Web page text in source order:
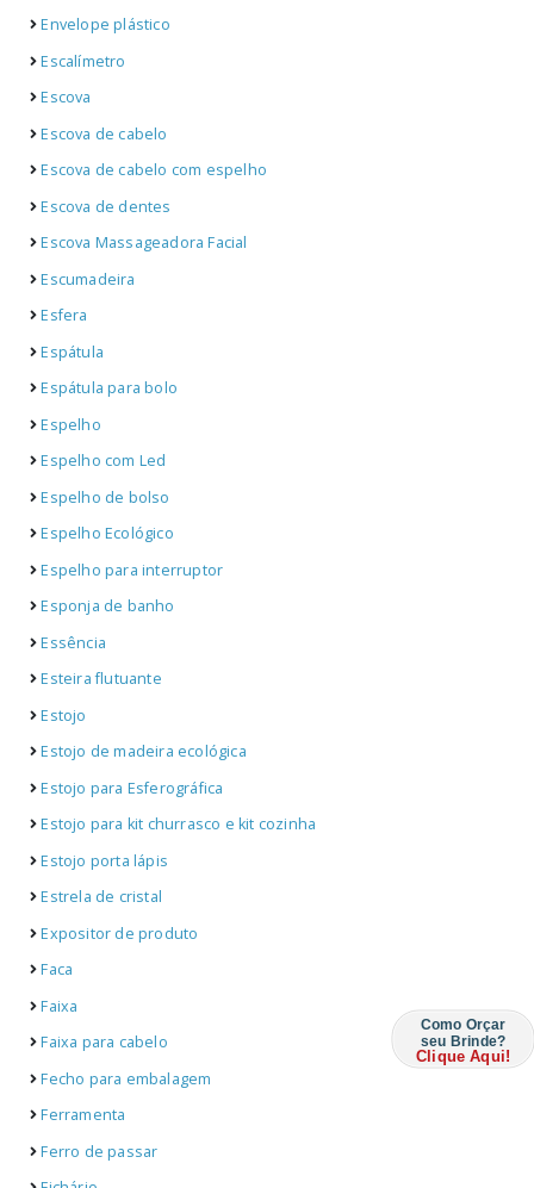
Envelope plástico
Escalímetro
Escova
Escova de cabelo
Escova de cabelo com espelho
Escova de dentes
Escova Massageadora Facial
Escumadeira
Esfera
Espátula
Espátula para bolo
Espelho
Espelho com Led
Espelho de bolso
Espelho Ecológico
Espelho para interruptor
Esponja de banho
Essência
Esteira flutuante
Estojo
Estojo de madeira ecológica
Estojo para Esferográfica
Estojo para kit churrasco e kit cozinha
Estojo porta lápis
Estrela de cristal
Expositor de produto
Faca
Faixa
Faixa para cabelo
Fecho para embalagem
Ferramenta
Ferro de passar
Como Orçar
seu Brinde?
Clique Aqui!